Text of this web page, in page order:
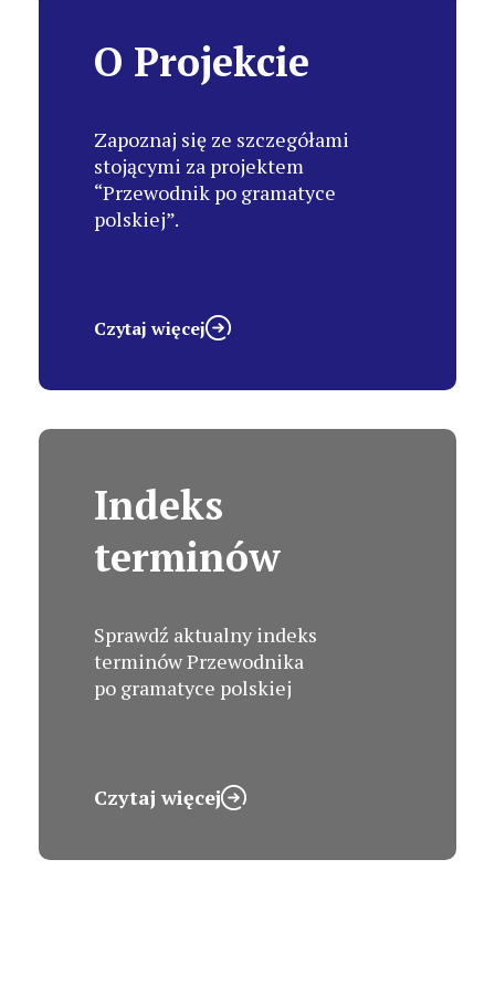
O Projekcie
Zapoznaj się ze szczegółami
stojącymi za projektem
“Przewodnik po gramatyce
polskiej”.
Czytaj więcej
Indeks
terminów
Sprawdź aktualny indeks
terminów Przewodnika
po gramatyce polskiej
Czytaj więcej